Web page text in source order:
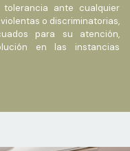
ante cualquier
o discriminatorias,
para su atención,
en las instancias